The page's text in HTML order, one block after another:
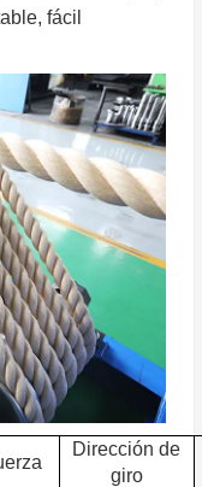
fácil
Dirección de
giro